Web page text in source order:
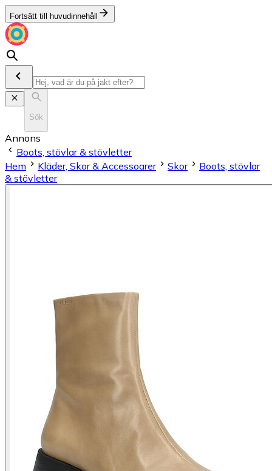
Fortsätt till huvudinnehåll
Sök
Annons
Boots, stövlar & stövletter
Hem
Kläder, Skor & Accessoarer Skor
Boots, stövlar
& stövletter